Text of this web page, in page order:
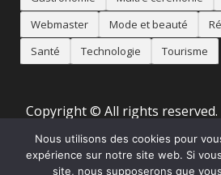
Webmaster
Mode et beauté
Santé
Technologie Tourisme
Copyright © All rights reserved.
Nous utilisons des cookies pour
expérience sur notre site web. Si
site, nous supposerons que